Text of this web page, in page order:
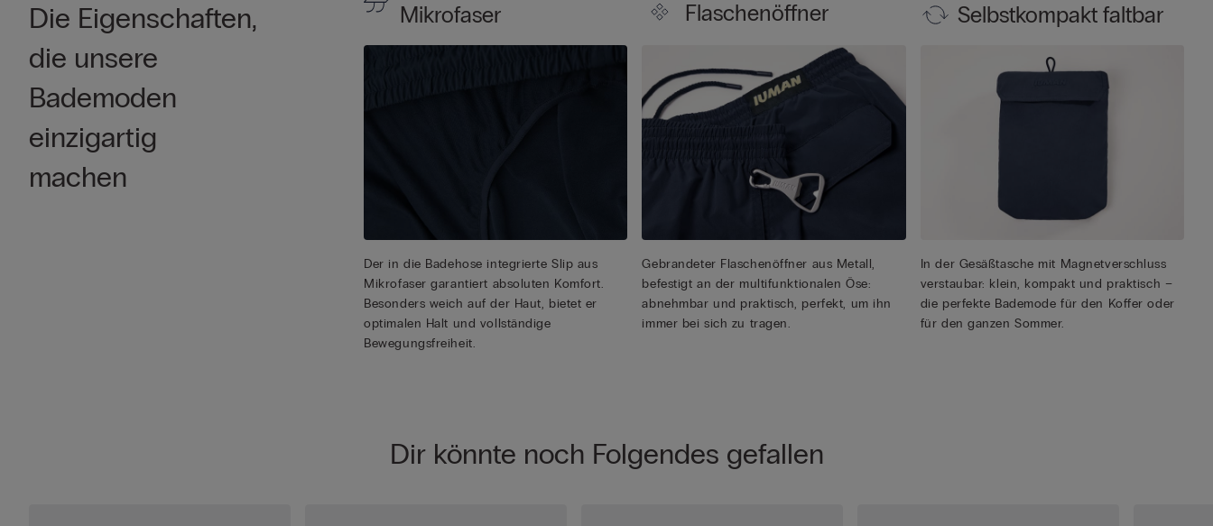
Die Eigenschaften,
die unsere
Bademoden
einzigartig
machen
Mikrofaser
Der in die Badehose integrierte Slip aus
Mikrofaser garantiert absoluten Komfort.
Besonders weich auf der Haut, bietet er
optimalen Halt und vollständige
Bewegungsfreiheit.
Flaschenöffner
Gebrandeter Flaschenöffner aus Metall,
befestigt an der multifunktionalen Öse:
abnehmbar und praktisch, perfekt, um ihn
immer bei sich zu tragen.
Selbstkompakt faltbar
In der Gesäßtasche mit Magnetverschluss
verstaubar: klein, kompakt und praktisch –
die perfekte Bademode für den Koffer oder
für den ganzen Sommer.
Dir könnte noch Folgendes gefallen